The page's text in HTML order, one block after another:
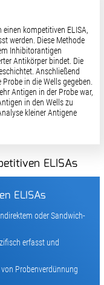
kompetitiven ELISA,
werden. Diese Methode
Inhibitorantigen
Antikörper bindet. Die
Anschließend
in die Wells gegeben.
Antigen in der Probe war,
in den Wells zu
kleiner Antigene
ELISAs
ELISAs
oder Sandwich-
erfasst und
Probenverdünnung